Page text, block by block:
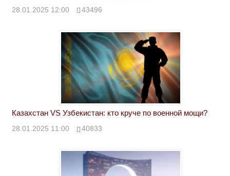
28.01.2025 12:00 43496
Казахстан VS Узбекистан: кто круче по военной мощи?
28.01.2025 11:00 40833